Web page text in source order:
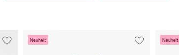
Neuheit Neuheit